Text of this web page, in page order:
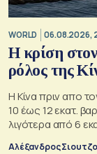
WORLD 06.08.2026,
Η κρίση
ρόλος της
Η Κίνα πριν απο
10 έως 12 εκατ.
λιγότερα από 6
Αλέξανδρος